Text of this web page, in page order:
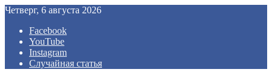
Четверг, 6 августа 2026
Facebook
YouTube
Instagram
Случайная статья